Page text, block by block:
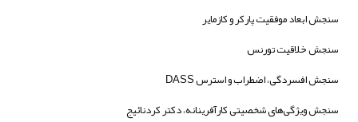
سنجش ابعاد موفقیت پارکر و کازمایر
سنجش خلاقیت تورنس
سنجش افسردگی، اضطراب و استرس DASS
سنجش ویژگی‌های شخصیتی کارآفرینانه، دکتر کردنائیج